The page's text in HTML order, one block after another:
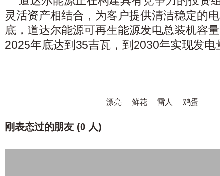
灵活资产相结合，为客户提供清洁稳定的
底，道达尔能源可再生能源发电总装机容
2025年底达到35吉瓦，到2030年实现发
漂亮 鲜花 雷人 鸡蛋
刚表态过的朋友 (0 人)